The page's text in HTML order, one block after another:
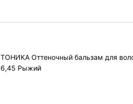
ТОНИКА Оттеночный бальзам для
6,45 Рыжий